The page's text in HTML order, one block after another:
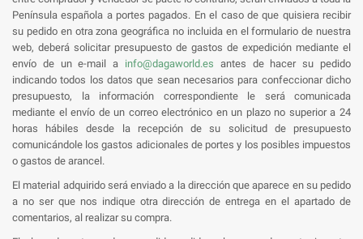
Península española a portes pagados. En el caso de que quisiera recibir
su pedido en otra zona geográfica no incluida en el formulario de nuestra
web, deberá solicitar presupuesto de gastos de expedición mediante el
envío de un e-mail a info@dagaworld.es antes de hacer su pedido
indicando todos los datos que sean necesarios para confeccionar dicho
presupuesto, la información correspondiente le será comunicada
mediante el envío de un correo electrónico en un plazo no superior a 24
horas hábiles desde la recepción de su solicitud de presupuesto
comunicándole los gastos adicionales de portes y los posibles impuestos
o gastos de arancel.
El material adquirido será enviado a la dirección que aparece en su pedido
a no ser que nos indique otra dirección de entrega en el apartado de
comentarios, al realizar su compra.